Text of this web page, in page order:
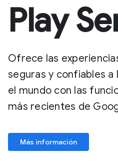
Play
Ofrece las
seguras y confiables
el mundo con las
más recientes de
Más información